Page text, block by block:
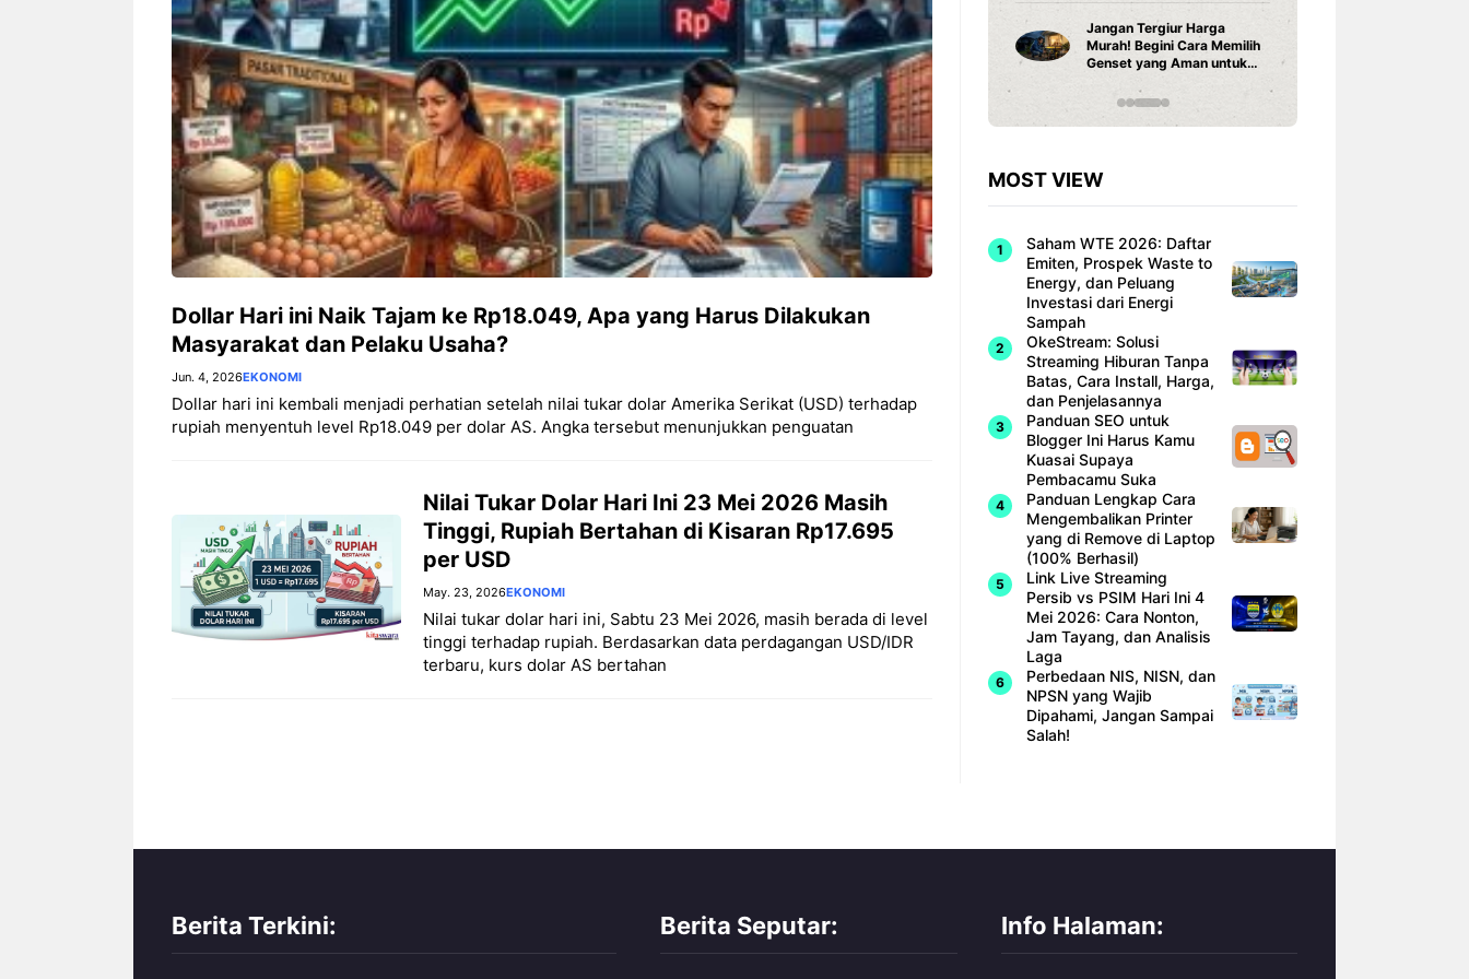
Dollar Hari ini Naik Tajam ke Rp18.049, Apa yang Harus Dilakukan
Masyarakat dan Pelaku Usaha?
Jun. 4, 2026EKONOMI
Dollar hari ini kembali menjadi perhatian setelah nilai tukar dolar Amerika Serikat (USD) terhadap
rupiah menyentuh level Rp18.049 per dolar AS. Angka tersebut menunjukkan penguatan
Nilai Tukar Dolar Hari Ini 23 Mei 2026 Masih
Tinggi, Rupiah Bertahan di Kisaran Rp17.695
per USD
May. 23, 2026EKONOMI
Nilai tukar dolar hari ini, Sabtu 23 Mei 2026, masih berada di level
tinggi terhadap rupiah. Berdasarkan data perdagangan USD/IDR
terbaru, kurs dolar AS bertahan
Rumah yang Aman dan
Benar, Jangan Sampai Salah
Teh Serai Pagi Hari
Cara Belajar yang Tepat
Anak Tumbuh Sesuai
Potensinya
Jangan Tergiur Harga
Murah! Begini Cara Memilih
Genset yang Aman untuk
MOST VIEW
Saham WTE 2026: Daftar
Emiten, Prospek Waste to
Energy, dan Peluang
Investasi dari Energi
Sampah
OkeStream: Solusi
Streaming Hiburan Tanpa
Batas, Cara Install, Harga,
dan Penjelasannya
Panduan SEO untuk
Blogger Ini Harus Kamu
Kuasai Supaya
Pembacamu Suka
Panduan Lengkap Cara
Mengembalikan Printer
yang di Remove di Laptop
(100% Berhasil)
Link Live Streaming
Persib vs PSIM Hari Ini 4
Mei 2026: Cara Nonton,
Jam Tayang, dan Analisis
Laga
Perbedaan NIS, NISN, dan
NPSN yang Wajib
Dipahami, Jangan Sampai
Salah!
Berita Terkini: Berita Seputar: Info Halaman: